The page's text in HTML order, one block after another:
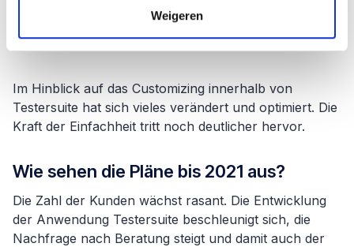
Weigeren
Sprints in bestehenden Testprojekte in Testersuite
abzurufen.
Im Hinblick auf das Customizing innerhalb von
Testersuite hat sich vieles verändert und optimiert. Die
Kraft der Einfachheit tritt noch deutlicher hervor.
Wie sehen die Pläne bis 2021 aus?
Die Zahl der Kunden wächst rasant. Die Entwicklung
der Anwendung Testersuite beschleunigt sich, die
Nachfrage nach Beratung steigt und damit auch der